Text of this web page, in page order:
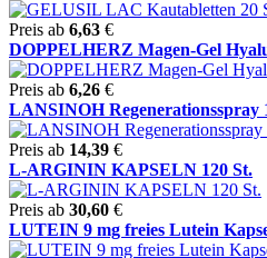
Preis ab 6,63 €
DOPPELHERZ Magen-Gel
Preis ab 6,26 €
LANSINOH Regenerationsspray
Preis ab 14,39 €
L-ARGININ KAPSELN 120 St.
Preis ab 30,60 €
LUTEIN 9 mg freies Lutein